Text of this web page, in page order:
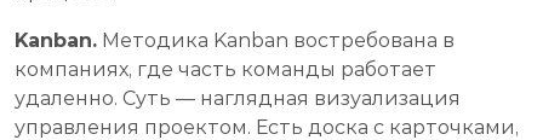
Kanban. Методика Kanban востребована в
компаниях, где часть команды работает
удаленно. Суть — наглядная визуализация
управления проектом. Есть доска с карточками,